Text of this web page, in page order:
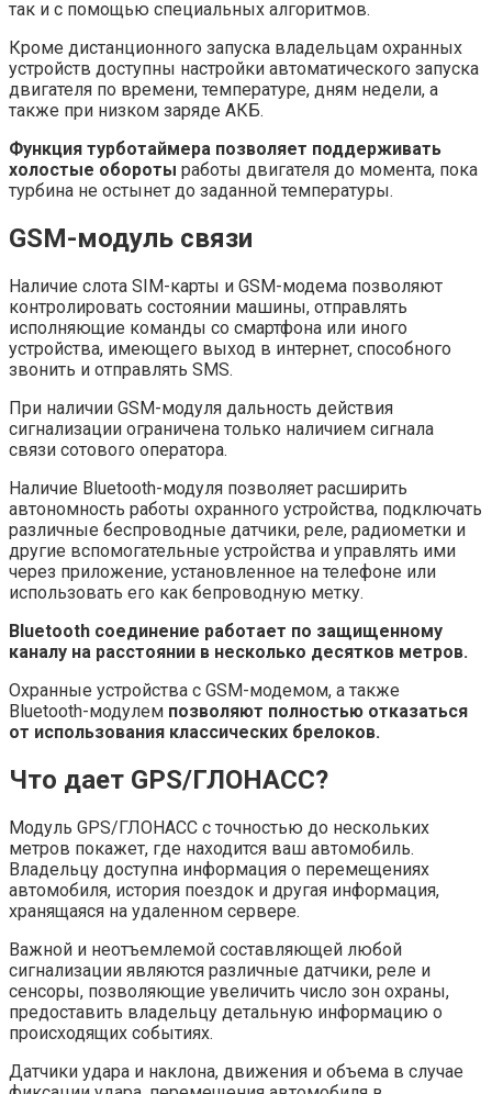
так и с помощью специальных алгоритмов.
Кроме дистанционного запуска владельцам охранных
устройств доступны настройки автоматического запуска
двигателя по времени, температуре, дням недели, а
также при низком заряде АКБ.
Функция турботаймера позволяет поддерживать
холостые обороты работы двигателя до момента, пока
турбина не остынет до заданной температуры.
GSM-модуль связи
Наличие слота SIM-карты и GSM-модема позволяют
контролировать состоянии машины, отправлять
исполняющие команды со смартфона или иного
устройства, имеющего выход в интернет, способного
звонить и отправлять SMS.
При наличии GSM-модуля дальность действия
сигнализации ограничена только наличием сигнала
связи сотового оператора.
Наличие Bluetooth-модуля позволяет расширить
автономность работы охранного устройства, подключать
различные беспроводные датчики, реле, радиометки и
другие вспомогательные устройства и управлять ими
через приложение, установленное на телефоне или
использовать его как бепроводную метку.
Bluetooth соединение работает по защищенному
каналу на расстоянии в несколько десятков метров.
Охранные устройства с GSM-модемом, а также
Bluetooth-модулем позволяют полностью отказаться
от использования классических брелоков.
Что дает GPS/ГЛОНАСС?
Модуль GPS/ГЛОНАСС с точностью до нескольких
метров покажет, где находится ваш автомобиль.
Владельцу доступна информация о перемещениях
автомобиля, история поездок и другая информация,
хранящаяся на удаленном сервере.
Важной и неотъемлемой составляющей любой
сигнализации являются различные датчики, реле и
сенсоры, позволяющие увеличить число зон охраны,
предоставить владельцу детальную информацию о
происходящих событиях.
Датчики удара и наклона, движения и объема в случае